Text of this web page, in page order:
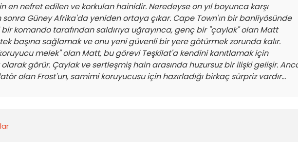
en nefret edilen ve korkulan hainidir. Neredeyse on yıl boyunca karşı
Güney Afrika'da yeniden ortaya çıkar. Cape Town'ın bir banliyösünde
bir komando tarafından saldırıya uğrayınca, genç bir "çaylak" olan Matt
tek başına sağlamak ve onu yeni güvenli bir yere götürmek zorunda kalır.
melek" olan Matt, bu görevi Teşkilat'a kendini kanıtlamak için
görür. Çaylak ve sertleşmiş hain arasında huzursuz bir ilişki gelişir.
olan Frost'un, samimi koruyucusu için hazırladığı birkaç sürpriz vardır...